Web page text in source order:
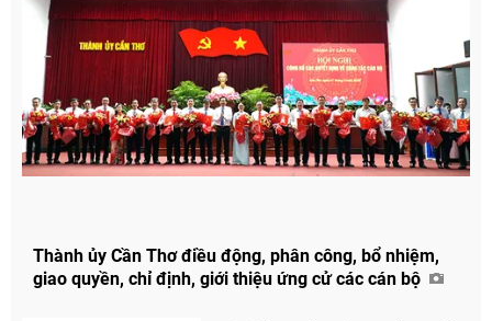
Thành ủy Cần Thơ điều động, phân công, bổ nhiệm,
giao quyền, chỉ định, giới thiệu ứng cử các cán bộ